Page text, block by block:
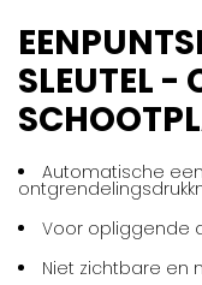
begin
van
de
afbeeldingen-
gallerij
SLEUTEL -
Automatische
Voor opliggende
Niet zichtbare en